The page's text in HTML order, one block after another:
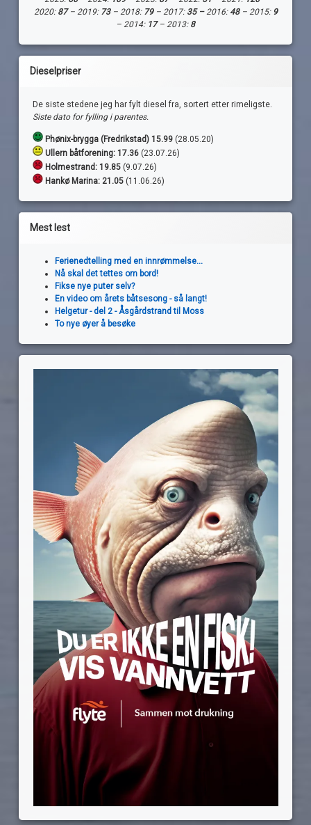
2020: 87– 2019: 73– 2018: 79– 2017: 35 –2016:48– 2015: 9
– 2014: 17– 2013: 8
Dieselpriser
De siste stedene jeg har fylt diesel fra, sortert etter rimeligste.
Siste dato for fylling i parentes.
Phønix-brygga (Fredrikstad) 15.99 (28.05.20)
Ullern båtforening: 17.36 (23.07.26)
Holmestrand: 19.85 (9.07.26)
Hankø Marina: 21.05 (11.06.26)
Mest lest
Ferienedtelling med en innrømmelse...
Nå skal det tettes om bord!
Fikse nye puter selv?
En video om årets båtsesong - så langt!
Helgetur - del 2 - Åsgårdstrand til Moss
To nye øyer å besøke